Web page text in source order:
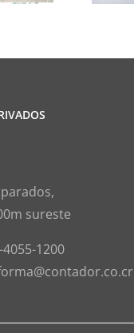
sureste
4055-1200